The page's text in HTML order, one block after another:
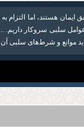
هستند، اما التزام
سلبی سروکار داریم. ...
موانع و شرط‌های سلبی آن